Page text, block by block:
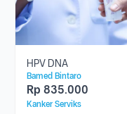
HPV DNA
Bamed Bintaro
Rp 835.000
Kanker Serviks